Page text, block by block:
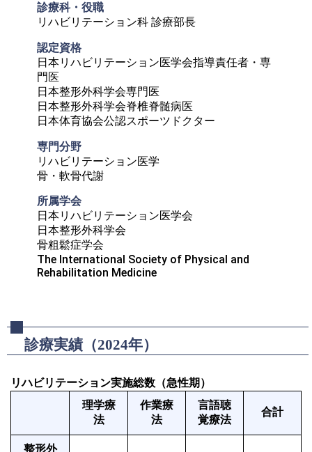
診療科・役職
リハビリテーション科 診療部長
日本リハビリテーション医学会指導責任者・専
門医
日本整形外科学会専門医
日本整形外科学会脊椎脊髄病医
日本体育協会公認スポーツドクター
専門分野
リハビリテーション医学
骨・軟骨代謝
所属学会
日本リハビリテーション医学会
日本整形外科学会
骨粗鬆症学会
The International Society of Physical and
Rehabilitation Medicine
診療実績（2024年）
リハビリテーション実施総数（急性期）
理学療
法
作業療
法
言語聴
覚療法
合計
整形外